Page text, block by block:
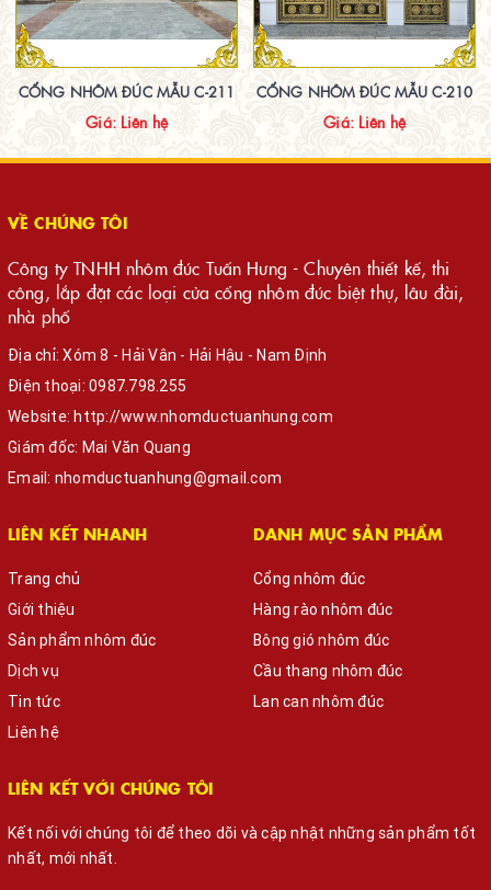
CỔNG NHÔM ĐÚC MẪU C-211
Giá: Liên hệ
CỔNG NHÔM ĐÚC MẪU C-210
Giá: Liên hệ
VỀ CHÚNG TÔI
Công ty TNHH nhôm đúc Tuấn Hưng - Chuyên thiết kế, thi
công, lắp đặt các loại cửa cổng nhôm đúc biệt thự, lâu đài,
nhà phố
Địa chỉ: Xóm 8 - Hải Vân - Hải Hậu - Nam Định
Điện thoại: 0987.798.255
Website: http://www.nhomductuanhung.com
Giám đốc: Mai Văn Quang
Email: nhomductuanhung@gmail.com
LIÊN KẾT NHANH
Trang chủ
Giới thiệu
Sản phẩm nhôm đúc
Dịch vụ
Tin tức
Liên hệ
DANH MỤC SẢN PHẨM
Cổng nhôm đúc
Hàng rào nhôm đúc
Bông gió nhôm đúc
Cầu thang nhôm đúc
Lan can nhôm đúc
LIÊN KẾT VỚI CHÚNG TÔI
Kết nối với chúng tôi để theo dõi và cập nhật những sản phẩm tốt
nhất, mới nhất.